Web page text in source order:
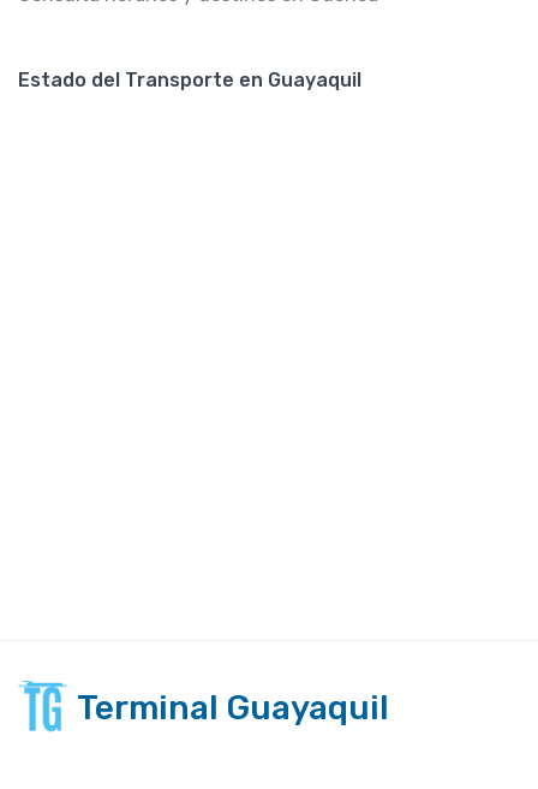
Estado del Transporte en Guayaquil
Terminal Guayaquil